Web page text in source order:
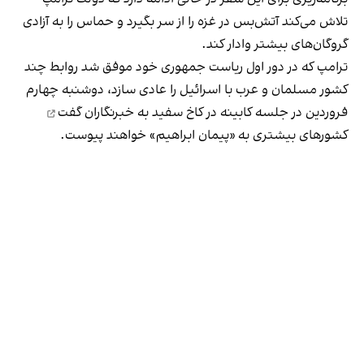
تلاش می‌کند آتش‌بس در غزه را از سر بگیرد و حماس را به آزادی
گروگان‌های بیشتر وادار کند.
ترامپ که در دور اول ریاست جمهوری خود موفق شد روابط چند
کشور مسلمان و عرب با اسرائیل را عادی سازد، دوشنبه چهارم
فروردین در جلسه کابینه در کاخ سفید به خبرنگارانگفت
کشورهای بیشتری به «پیمان ابراهیم» خواهند پیوست.